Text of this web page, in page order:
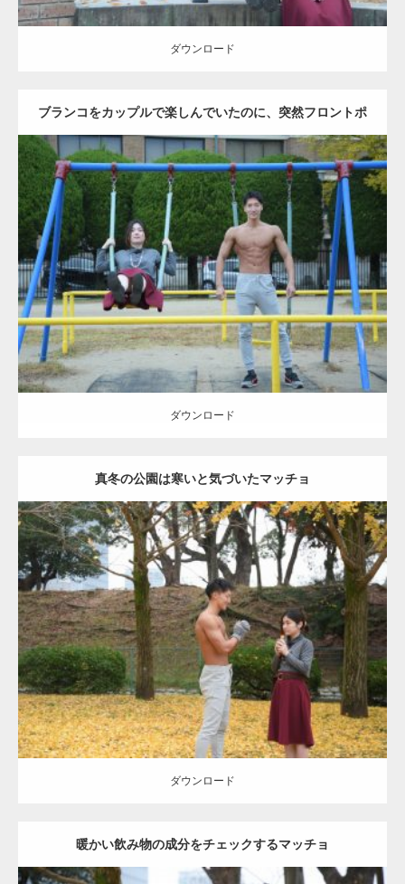
ダウンロード
ブランコをカップルで楽しんでいたのに、突然フロントポ
ーズをするマッチョ
Update: 2021.07.6
Category:公園のマッチョ その他 AKIHITO(細マッチョ) 腹筋 大胸筋
ダウンロード
ダウンロード
真冬の公園は寒いと気づいたマッチョ
Update: 2021.07.8
Category:公園のマッチョ その他 AKIHITO(細マッチョ) 上腕三頭筋
肩
ダウンロード
ダウンロード
暖かい飲み物の成分をチェックするマッチョ